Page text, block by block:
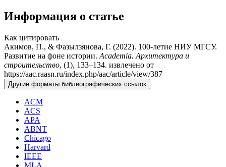
Информация о статье
Как цитировать
Акимов, П., & Фазылзянова, Г. (2022). 100-летие НИУ МГСУ.
Развитие на фоне истории. Academia. Архитектура и
строительство, (1), 133–134. извлечено от
https://aac.raasn.ru/index.php/aac/article/view/387
Другие форматы библиографических ссылок
ACM
ACS
APA
ABNT
Chicago
Harvard
IEEE